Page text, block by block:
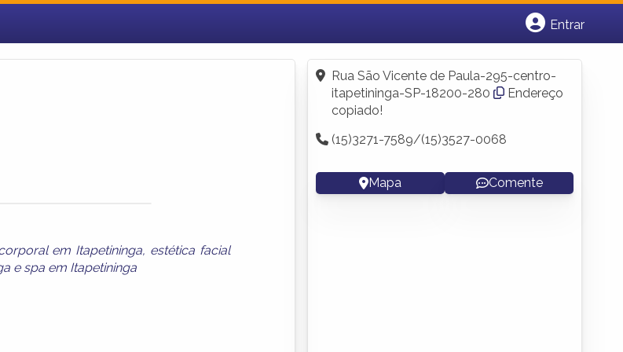
Entrar
Fazer login
Criar conta
em Itapetininga, estética facial
e spa em Itapetininga
Rua São Vicente de Paula-295-centro-
itapetininga-SP-18200-280
Endereço
copiado!
(15)3271-7589/(15)3527-0068
Mapa Comente